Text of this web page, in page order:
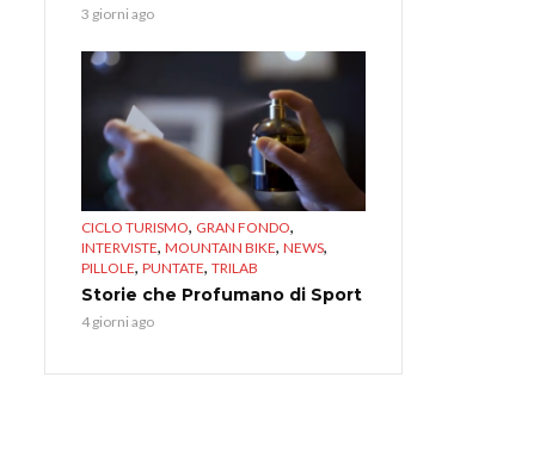
3 giorni ago
CICLO TURISMO, GRAN FONDO,
INTERVISTE, MOUNTAIN BIKE, NEWS,
PILLOLE, PUNTATE, TRILAB
Storie che Profumano di Sport
4 giorni ago